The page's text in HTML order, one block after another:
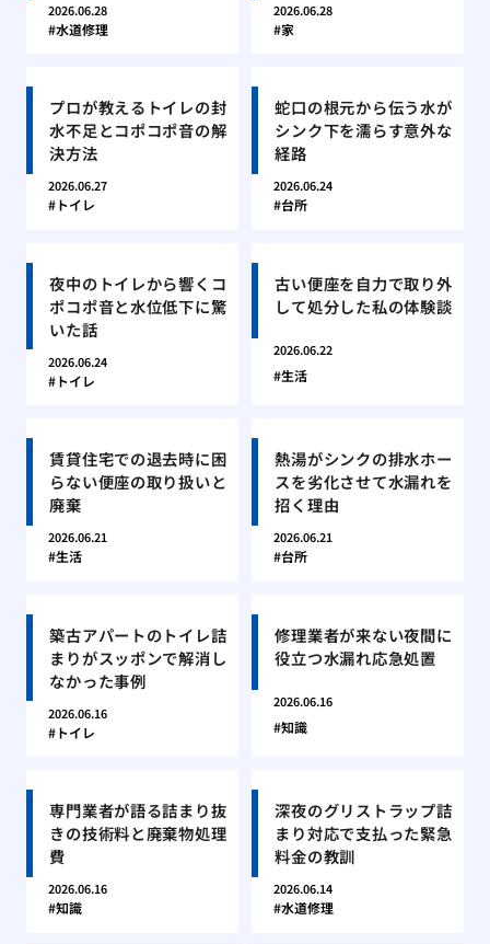
2026.06.28
水道修理
2026.06.28
家
プロが教えるトイレの封
水不足とコポコポ音の解
決方法
2026.06.27
トイレ
蛇口の根元から伝う水が
シンク下を濡らす意外な
経路
2026.06.24
台所
夜中のトイレから響くコ
ポコポ音と水位低下に驚
いた話
2026.06.24
トイレ
古い便座を自力で取り外
して処分した私の体験談
2026.06.22
生活
賃貸住宅での退去時に困
らない便座の取り扱いと
廃棄
2026.06.21
生活
熱湯がシンクの排水ホー
スを劣化させて水漏れを
招く理由
2026.06.21
台所
築古アパートのトイレ詰
まりがスッポンで解消し
なかった事例
2026.06.16
トイレ
修理業者が来ない夜間に
役立つ水漏れ応急処置
2026.06.16
知識
専門業者が語る詰まり抜
きの技術料と廃棄物処理
費
2026.06.16
知識
深夜のグリストラップ詰
まり対応で支払った緊急
料金の教訓
2026.06.14
水道修理